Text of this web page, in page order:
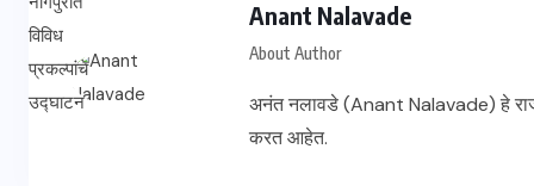
Anant Nalavade
About Author
अनंत नलावडे (Anant Nalavade) हे
करत आहेत.